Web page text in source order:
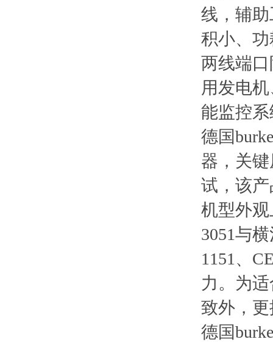
线，辅
积小、
两线端
用发电
能监控
德国
器，关
试，该
机型外
3051与
1151、
力。为
致外，
德国